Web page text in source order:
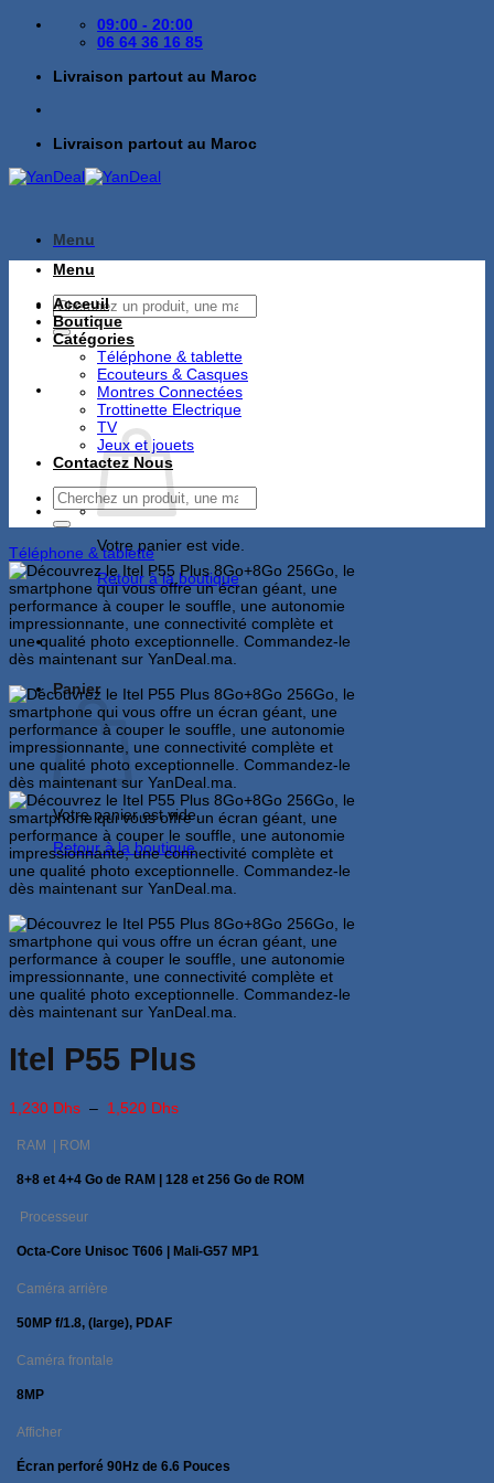
Passer
09:00 - 20:00
06 64 36 16 85
Livraison partout au Maroc
Livraison partout au Maroc
Menu
Recherche
pour :
Votre panier est vide.
Retour à la boutique
Panier
Votre panier est vide.
Retour à la boutique
Menu
Acceuil
Boutique
Catégories
Téléphone & tablette
Ecouteurs & Casques
Montres Connectées
Trottinette Electrique
TV
Jeux et jouets
Contactez Nous
Recherche
pour :
Téléphone & tablette
Itel P55 Plus
1,230 Dhs – 1,520 DhsPlage
à
RAM | ROM
8+8 et 4+4 Go de RAM | 128 et 256 Go de ROM
Processeur
Octa-Core Unisoc T606 | Mali-G57 MP1
Caméra arrière
50MP f/1.8, (large), PDAF
Caméra frontale
8MP
Afficher
Écran perforé 90Hz de 6.6 Pouces